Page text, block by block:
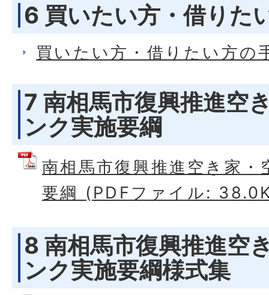
6 買いたい方・借りた
買いたい方・借りたい方の
7 南相馬市復興推進空
ンク実施要綱
南相馬市復興推進空き家・
要綱 (PDFファイル:
8 南相馬市復興推進空
ンク実施要綱様式集